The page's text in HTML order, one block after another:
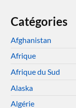
Catégories
Afghanistan
Afrique
Afrique du Sud
Alaska
Algérie